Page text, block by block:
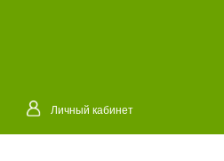
Личный кабинет